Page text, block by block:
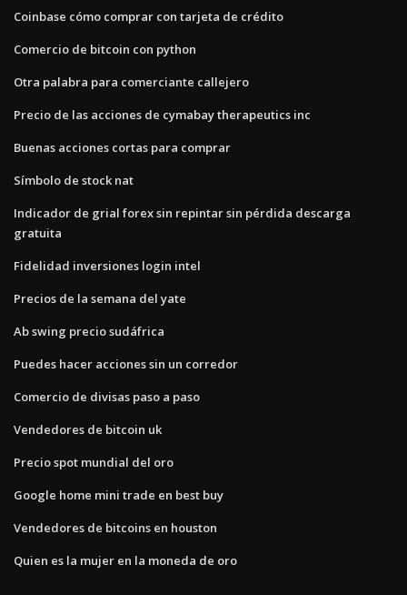
Coinbase cómo comprar con tarjeta de crédito
Comercio de bitcoin con python
Otra palabra para comerciante callejero
Precio de las acciones de cymabay therapeutics inc
Buenas acciones cortas para comprar
Símbolo de stock nat
Indicador de grial forex sin repintar sin pérdida descarga
gratuita
Fidelidad inversiones login intel
Precios de la semana del yate
Ab swing precio sudáfrica
Puedes hacer acciones sin un corredor
Comercio de divisas paso a paso
Vendedores de bitcoin uk
Precio spot mundial del oro
Google home mini trade en best buy
Vendedores de bitcoins en houston
Quien es la mujer en la moneda de oro